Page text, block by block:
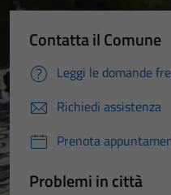
Contatta il Comune
Leggi le domande
Richiedi assistenza
Prenota
Problemi in città